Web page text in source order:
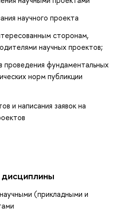
научного проекта
сторонам,
научных проектов;
проведения фундаментальных
норм публикции
и написания заявок на
(прикладными и